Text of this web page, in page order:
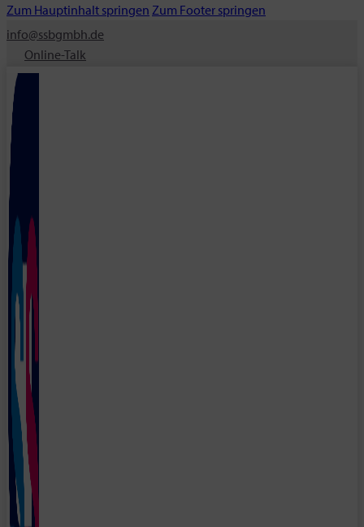
Zum Hauptinhalt springen Zum Footer springen
info@ssbgmbh.de
Online-Talk